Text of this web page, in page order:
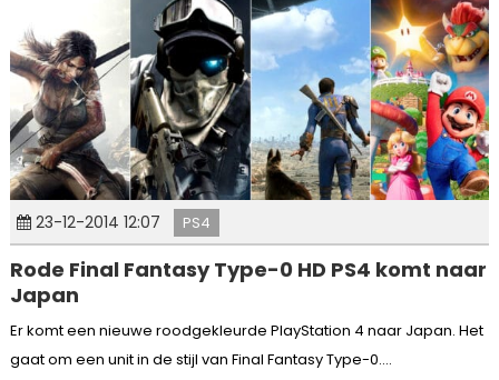
23-12-2014 12:07 PS4
Rode Final Fantasy Type-0 HD PS4 komt naar
Japan
Er komt een nieuwe roodgekleurde PlayStation 4 naar Japan. Het
gaat om een unit in de stijl van Final Fantasy Type-0....